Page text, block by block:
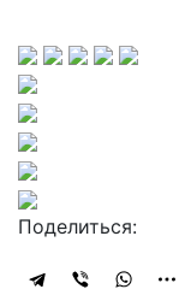
Поделиться: